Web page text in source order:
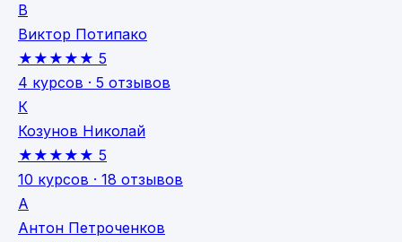
В
Виктор Потипако
★★★★★ 5
4 курсов · 5 отзывов
К
Козунов Николай
★★★★★ 5
10 курсов · 18 отзывов
А
Антон Петроченков